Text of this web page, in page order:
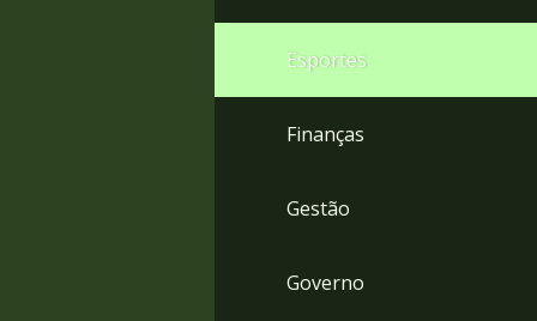
Esportes
Finanças
Gestão
Governo